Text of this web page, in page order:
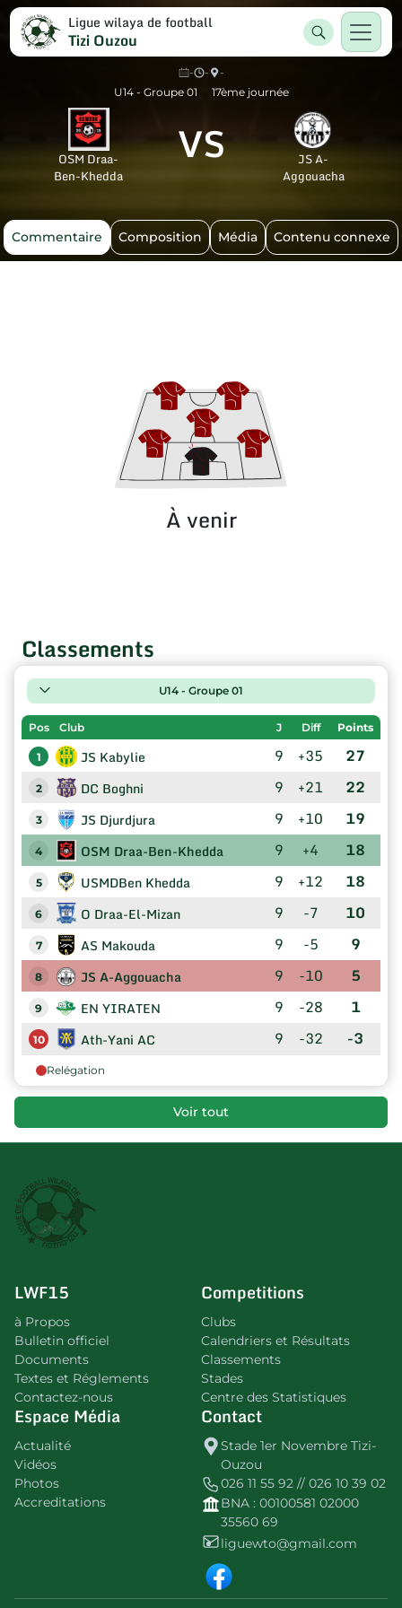
Ligue wilaya de football
Tizi Ouzou
- -
-
U14 - Groupe 01
17ème journée
OSM Draa-
Ben-Khedda
VS
JS A-
Aggouacha
Commentaire Composition Média Contenu connexe
À venir
Classements
U14 - Groupe 01
Pos Club J Diff Points
1 JS Kabylie 9 +35 27
2 DC Boghni 9 +21 22
3 JS Djurdjura 9 +10 19
4 OSM Draa-Ben-Khedda 9 +4 18
5 USMDBen Khedda 9 +12 18
6 O Draa-El-Mizan 9 -7 10
7 AS Makouda 9 -5 9
8 JS A-Aggouacha 9 -10 5
9 EN YIRATEN 9 -28 1
10 Ath-Yani AC 9 -32 -3
Relégation
Voir tout
LWF15
à Propos
Bulletin officiel
Documents
Textes et Réglements
Contactez-nous
Competitions
Clubs
Calendriers et Résultats
Classements
Stades
Centre des Statistiques
Espace Média
Actualité
Vidéos
Photos
Accreditations
Contact
Stade 1er Novembre Tizi-
Ouzou
026 11 55 92 // 026 10 39 02
BNA : 00100581 02000
35560 69
liguewto@gmail.com